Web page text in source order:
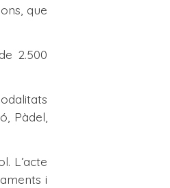
que
2.500
Pàdel,
L’acte
i